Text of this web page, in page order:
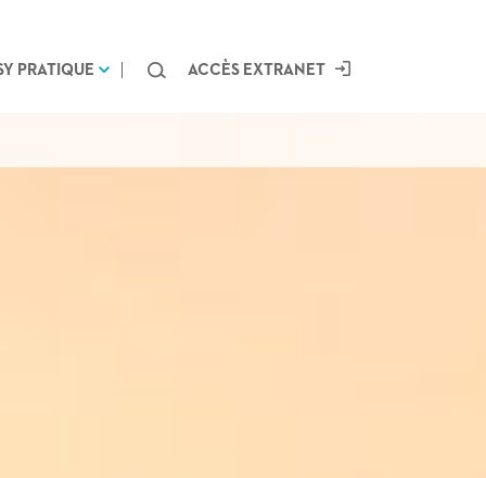
PRATIQUE ChercherACCÈS EXTRANET